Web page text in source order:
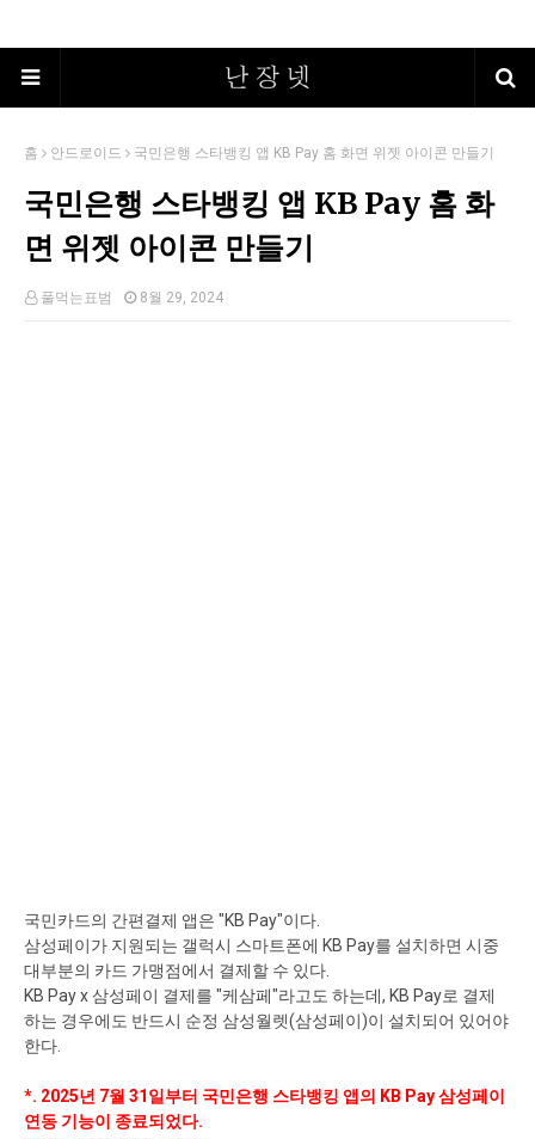
홈 안드로이드 국민은행 스타뱅킹 앱 KB Pay 홈 화면 위젯 아이콘 만들기
국민은행 스타뱅킹 앱 KB Pay 홈 화
면 위젯 아이콘 만들기
풀먹는표범 8월 29, 2024
국민카드의 간편결제 앱은 "KB Pay"이다.
삼성페이가 지원되는 갤럭시 스마트폰에 KB Pay를 설치하면 시중
대부분의 카드 가맹점에서 결제할 수 있다.
KB Pay x 삼성페이 결제를 "케삼페"라고도 하는데, KB Pay로 결제
하는 경우에도 반드시 순정 삼성월렛(삼성페이)이 설치되어 있어야
한다.
*. 2025년 7월 31일부터 국민은행 스타뱅킹 앱의 KB Pay 삼성페이
연동 기능이 종료되었다.